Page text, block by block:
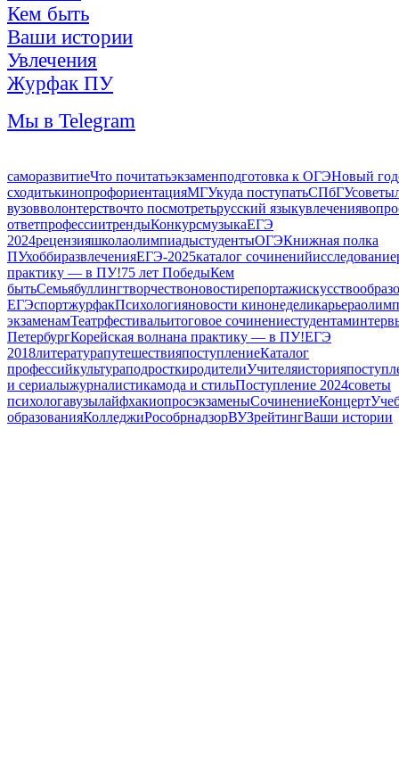
Кем быть
Ваши истории
Увлечения
Журфак ПУ
Мы в Telegram
саморазвитиеЧто почитатьэкзаменподготовка к ОГЭНовый год
сходитькинопрофориентацияМГУкуда поступатьСПбГУсоветы
вузовволонтерствочто посмотретьрусский языкувлечения
ответпрофессиитрендыКонкурсмузыкаЕГЭ
2024рецензияшколаолимпиадыстудентыОГЭКнижная полка
ПУхоббиразвлеченияЕГЭ-2025каталог сочиненийисследование
практику — в ПУ!75 лет ПобедыКем
бытьСемьябуллингтворчествоновостирепортажискусство
ЕГЭспортжурфакПсихологияновости кинонеделикарьера
экзаменамТеатрфестивальитоговое сочинениестудентам
ПетербургКорейская волнана практику — в ПУ!ЕГЭ
2018литературапутешествияпоступлениеКаталог
профессийкультураподросткиродителиУчителяистория
и сериалыжурналистикамода и стильПоступление 2024советы
психологавузылайфхакиопросэкзаменыСочинениеКонцерт
образованияКолледжиРособрнадзорВУЗрейтингВаши истории